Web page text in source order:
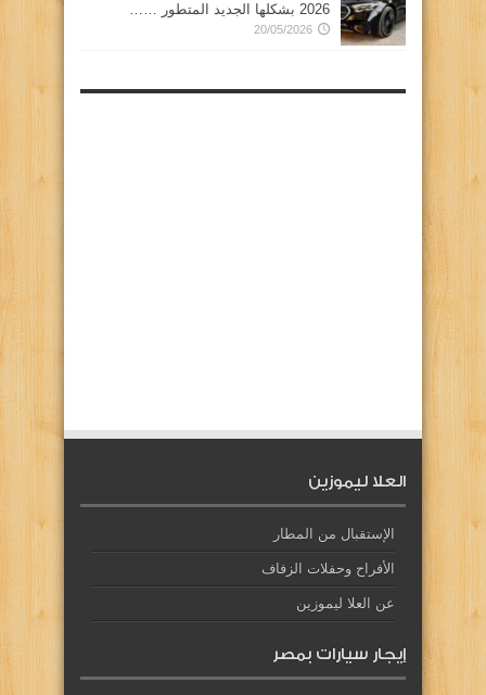
2026 بشكلها الجديد المتطور ……
20/05/2026
العلا ليموزين
الإستقبال من المطار
الأفراح وحفلات الزفاف
عن العلا ليموزين
إيجار سيارات بمصر